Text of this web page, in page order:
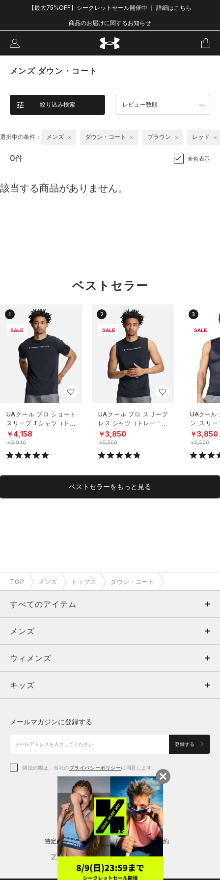
【最大75%OFF】シークレットセール開催中 ｜ 詳細はこちら
商品のお届けに関するお知らせ
メンズ ダウン・コート
絞り込み検索 レビュー数順
選択中の条件： メンズ ダウン・コート ブラウン レッド
0件 全色表示
該当する商品がありません。
ベストセラー
1
SALE
UAクール プロ ショート
スリーブ Tシャツ（トレ
ーニング/MEN）
￥4,158
￥5,940
2
SALE
UAクール プロ スリーブ
レス シャツ（トレーニン
グ/MEN）
￥3,850
￥5,500
3
SALE
UAクール
ン スリ
（トレー
￥3,850
￥5,500
ベストセラーをもっと見る
TOP メンズ トップス ダウン・コート
すべてのアイテム
メンズ
ウィメンズ
キッズ
アクセサリー
メンズ
トップス
ボトムス
アクセサリー
ウィメンズ
トップス
シューズ
アクセサリー
レギンス＆タイツ
キッズ
シューズ
メールマガジンに登録する
登録する
購読の際は、当社のプライバシーポリシーに同意します。
特定商取引法に基づく通販の表記 会員規約
プライバシーポリシー